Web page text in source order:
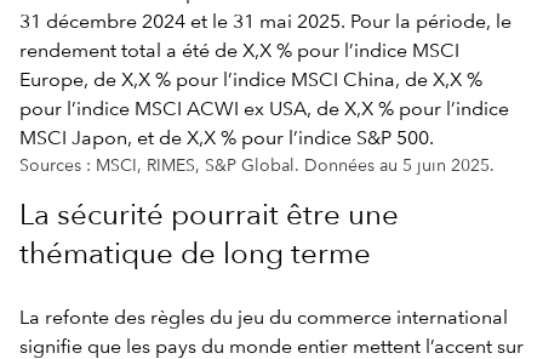
Sources : MSCI, RIMES, S&P Global. Données au 5 juin 2025.
La sécurité pourrait être une
thématique de long terme
La refonte des règles du jeu du commerce international
signifie que les pays du monde entier mettent l’accent sur